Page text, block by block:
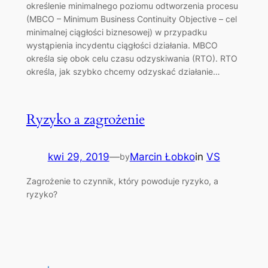
określenie minimalnego poziomu odtworzenia procesu
(MBCO – Minimum Business Continuity Objective – cel
minimalnej ciągłości biznesowej) w przypadku
wystąpienia incydentu ciągłości działania. ​MBCO
określa się obok celu czasu odzyskiwania (RTO). RTO
określa, jak szybko chcemy odzyskać działanie…
Ryzyko a zagrożenie
kwi 29, 2019—byMarcin Łobkoin VS
Zagrożenie to czynnik, który powoduje ryzyko, a
ryzyko?